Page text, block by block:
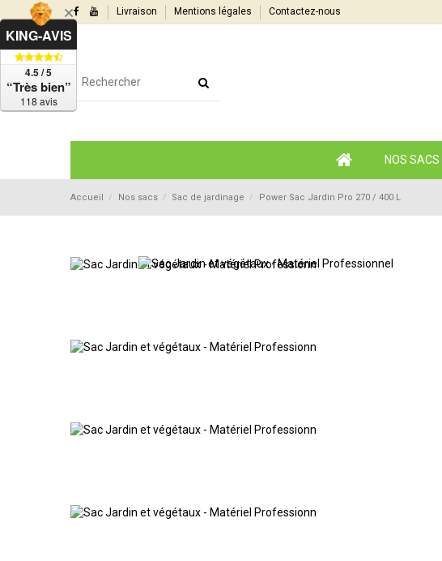
Livraison Mentions légales Contactez-nous
NOS SACS
Accueil Nos sacs Sac de jardinage Power Sac Jardin Pro 270 / 400 L
KING-AVIS
4.5 / 5
“Très bien”
118 avis